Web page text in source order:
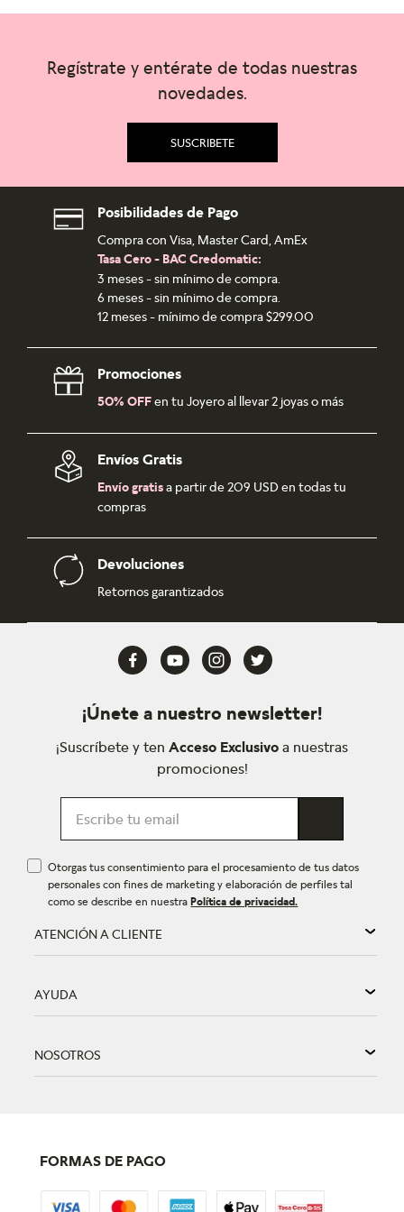
Regístrate y entérate de todas nuestras
novedades.
SUSCRIBETE
Posibilidades de Pago
Compra con Visa, Master Card, AmEx
Tasa Cero - BAC Credomatic:
3 meses - sin mínimo de compra.
6 meses - sin mínimo de compra.
12 meses - mínimo de compra $299.00
Promociones
50% OFFen tu Joyero al llevar 2 joyas o más
Envíos Gratis
Envío gratisa partir de 209 USD en todas tu
compras
Devoluciones
Retornos garantizados
¡Únete a nuestro newsletter!
¡Suscríbete y ten Acceso Exclusivo a nuestras
promociones!
Otorgas tus consentimiento para el procesamiento de tus datos
personales con fines de marketing y elaboración de perfiles tal
como se describe en nuestraPolítica de privacidad.
ATENCIÓN A CLIENTE
AYUDA
NOSOTROS
FORMAS DE PAGO